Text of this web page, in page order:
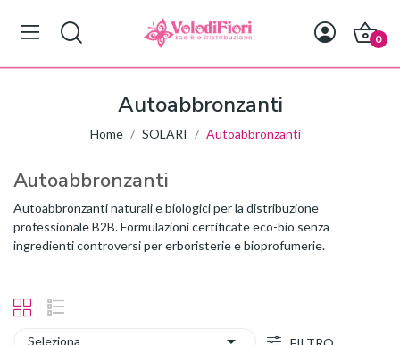
0
Autoabbronzanti
Home SOLARI Autoabbronzanti
Autoabbronzanti
Autoabbronzanti naturali e biologici per la distribuzione
professionale B2B. Formulazioni certificate eco-bio senza
ingredienti controversi per erboristerie e bioprofumerie.
Seleziona